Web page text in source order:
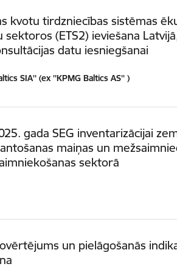
kvotu tirdzniecības sistēmas
(ETS2) ieviešana
datu iesniegšanai
SIA'' (ex ''KPMG Baltics AS'' )
gada SEG inventarizācijai
maiņas un
sektorā
un pielāgošanās